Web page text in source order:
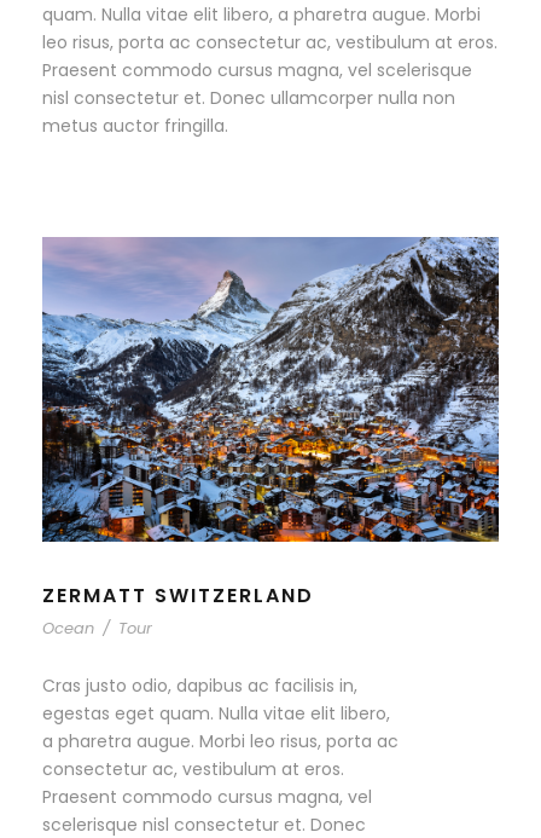
quam. Nulla vitae elit libero, a pharetra augue. Morbi
leo risus, porta ac consectetur ac, vestibulum at eros.
Praesent commodo cursus magna, vel scelerisque
nisl consectetur et. Donec ullamcorper nulla non
metus auctor fringilla.
ZERMATT SWITZERLAND
Ocean / Tour
Cras justo odio, dapibus ac facilisis in,
egestas eget quam. Nulla vitae elit libero,
a pharetra augue. Morbi leo risus, porta ac
consectetur ac, vestibulum at eros.
Praesent commodo cursus magna, vel
scelerisque nisl consectetur et. Donec